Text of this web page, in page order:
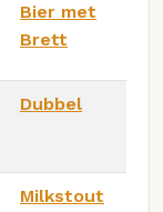
Bier met
Brett
Dubbel
Milkstout